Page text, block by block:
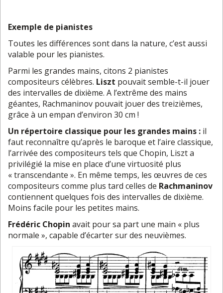
Exemple de pianistes
Toutes les différences sont dans la nature, c’est aussi
valable pour les pianistes.
Parmi les grandes mains, citons 2 pianistes
compositeurs célèbres. Liszt pouvait semble-t-il jouer
des intervalles de dixième. A l’extrême des mains
géantes, Rachmaninov pouvait jouer des treizièmes,
grâce à un empan d’environ 30 cm !
Un répertoire classique pour les grandes mains : il
faut reconnaître qu’après le baroque et l’aire classique,
l’arrivée des compositeurs tels que Chopin, Liszt a
privilégié la mise en place d’une virtuosité plus
« transcendante ». En même temps, les œuvres de ces
compositeurs comme plus tard celles de Rachmaninov
contiennent quelques fois des intervalles de dixième.
Moins facile pour les petites mains.
Frédéric Chopin avait pour sa part une main « plus
normale », capable d’écarter sur des neuvièmes.